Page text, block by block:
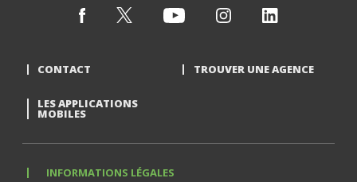
CONTACT TROUVER UNE AGENCE
LES APPLICATIONS
MOBILES
INFORMATIONS LÉGALES